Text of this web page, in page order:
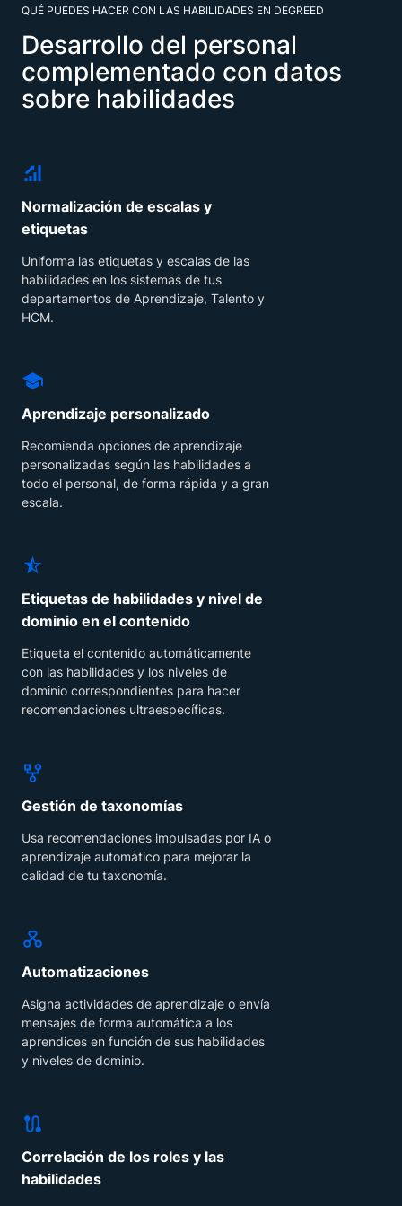
QUÉ PUEDES HACER CON LAS HABILIDADES EN DEGREED
Desarrollo del personal
complementado con datos
sobre habilidades
Normalización de escalas y
etiquetas
Uniforma las etiquetas y escalas de las
habilidades en los sistemas de tus
departamentos de Aprendizaje, Talento y
HCM.
Aprendizaje personalizado
Recomienda opciones de aprendizaje
personalizadas según las habilidades a
todo el personal, de forma rápida y a gran
escala.
Etiquetas de habilidades y nivel de
dominio en el contenido
Etiqueta el contenido automáticamente
con las habilidades y los niveles de
dominio correspondientes para hacer
recomendaciones ultraespecíficas.
Gestión de taxonomías
Usa recomendaciones impulsadas por IA o
aprendizaje automático para mejorar la
calidad de tu taxonomía.
Automatizaciones
Asigna actividades de aprendizaje o envía
mensajes de forma automática a los
aprendices en función de sus habilidades
y niveles de dominio.
Correlación de los roles y las
habilidades